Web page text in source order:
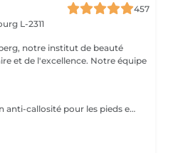
457
L-2311
notre institut de beauté
Notre équipe
Traitement callus peeling soin anti-callosité pour les pieds en seulement 15 minutes CALLUSPEELING permet d'éliminer facilement, sans lames ni cutters, les callosités et les fissures, donnant aux pieds une incroyable douceur et une sensation infinie de légèreté.